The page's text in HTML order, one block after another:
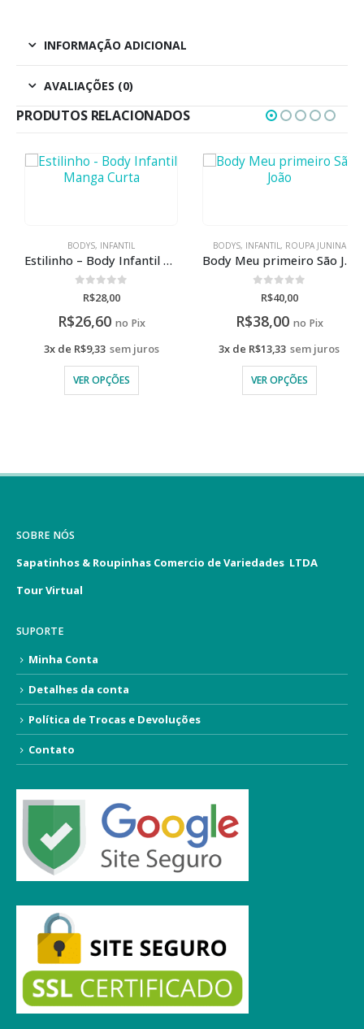
INFORMAÇÃO ADICIONAL
AVALIAÇÕES (0)
PRODUTOS RELACIONADOS
BODYS,INFANTIL
Estilinho – Body Infantil Manga Curta
de 5
R$28,00
R$26,60 no Pix
3x deR$9,33 sem juros
VER OPÇÕES
BODYS,INFANTIL,ROUPA JUNINA
Body Meu primeiro São João
de 5
R$40,00
R$38,00 no Pix
3x deR$13,33 sem juros
VER OPÇÕES
SOBRE NÓS
Sapatinhos & Roupinhas Comercio de Variedades LTDA
Tour Virtual
SUPORTE
Minha Conta
Detalhes da conta
Política de Trocas e Devoluções
Contato